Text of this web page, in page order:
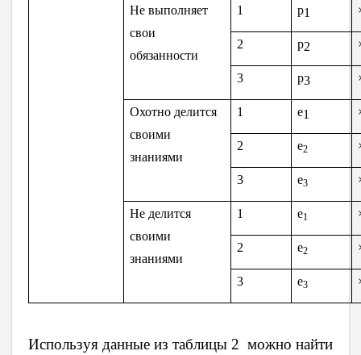
Не выполняет
свои
обязанности
1 p1
2 p2
3 p3
Охотно делится
своими
знаниями
1 e1
2 e2
3 e3
Не делится
своими
знаниями
1 e1
2 e2
3 e3
Используя данные из таблицы 2 можно найти